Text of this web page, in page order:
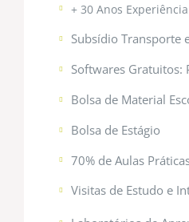
+ 30 Anos Experiência
Subsídio Transporte
Softwares Gratuitos:
Bolsa de Material
Bolsa de Estágio
70% de Aulas
Visitas de Estudo e